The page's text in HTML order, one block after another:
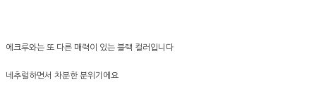
에크루와는 또 다른 매력이 있는 블랙 컬러입니다
네추럴하면서 차분한 분위기에요